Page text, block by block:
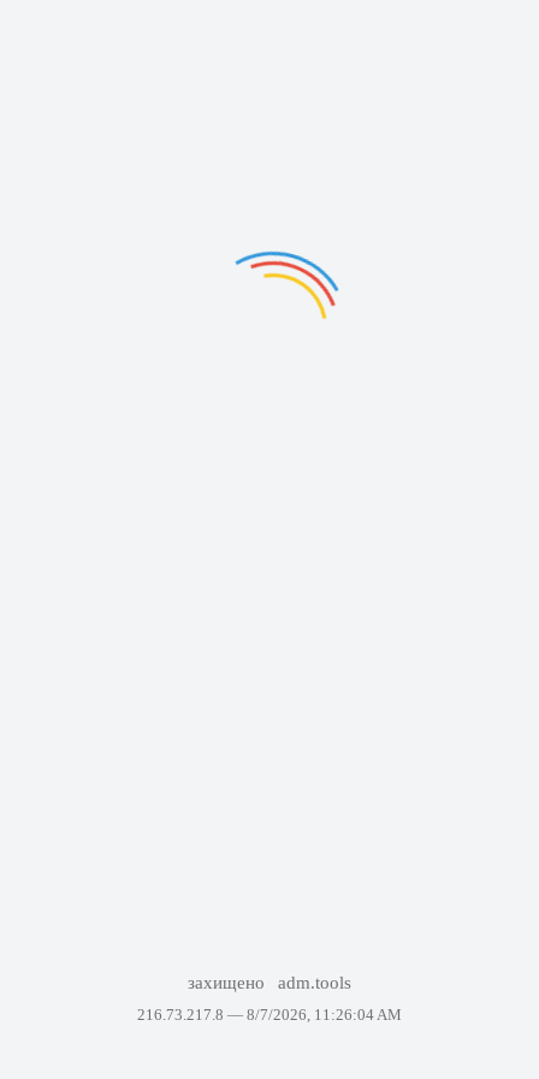
захищено adm.tools
216.73.217.8 — 8/7/2026, 11:26:04 AM